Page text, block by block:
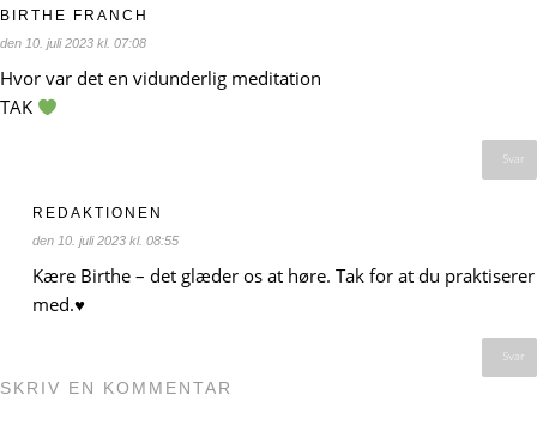
BIRTHE FRANCH
den 10. juli 2023 kl. 07:08
Hvor var det en vidunderlig meditation
TAK
Svar
REDAKTIONEN
den 10. juli 2023 kl. 08:55
Kære Birthe – det glæder os at høre. Tak for at du praktiserer
med.♥️
Svar
SKRIV EN KOMMENTAR